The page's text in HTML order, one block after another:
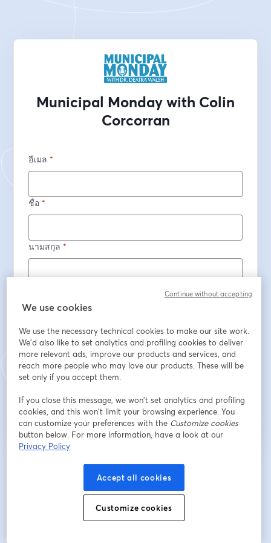
Municipal Monday with Colin
Corcorran
อีเมล *
ชื่อ *
นามสกุล *
Role *
ลงทะเบียนแล้วหรือยัง?เข้าร่วมที่นี่
การลงทะเบียนเป็นการรับทราบและยอมรับเงื่อนไขการให้บริการ
เปิดในแท็บใหม่
ของเรา เราจะแชร์รายละเอียดของคุณกับโฮสต์
We use cookies
We use the necessary technical cookies to make our site work.
We'd also like to set analytics and profiling cookies to deliver
more relevant ads, improve our products and services, and
reach more people who may love our products. These will be
set only if you accept them.
If you close this message, we won’t set analytics and profiling
cookies, and this won’t limit your browsing experience. You
can customize your preferences with the Customize cookies
button below. For more information, have a look at our
Privacy Policy
Accept all cookies
Customize cookies
Continue without accepting